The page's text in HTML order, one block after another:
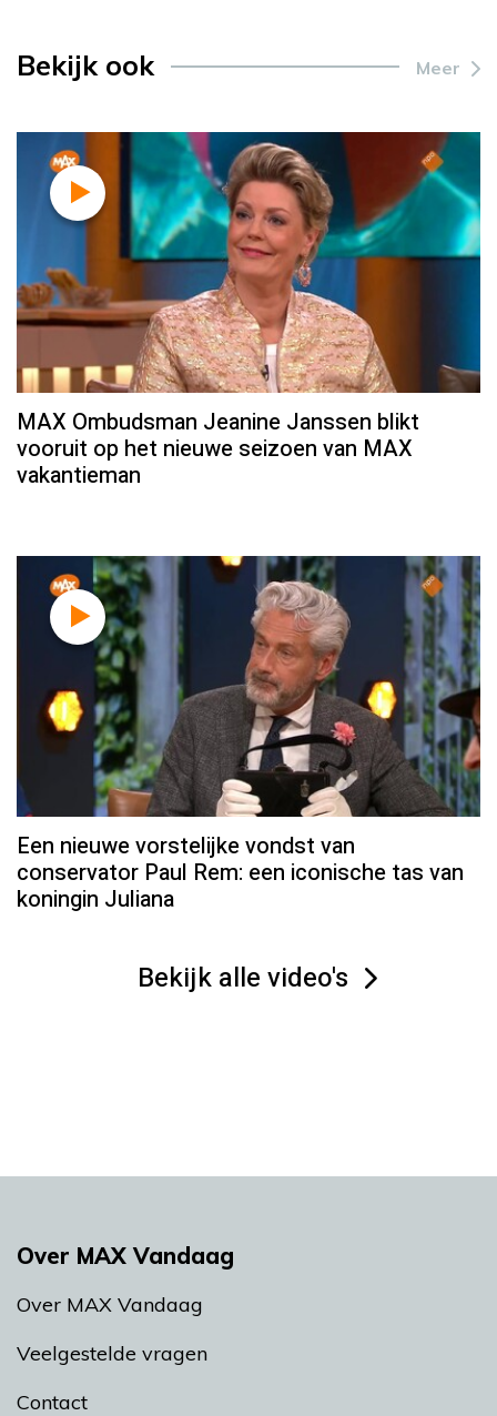
Bekijk ook Meer
MAX Ombudsman Jeanine Janssen blikt
vooruit op het nieuwe seizoen van MAX
vakantieman
Een nieuwe vorstelijke vondst van
conservator Paul Rem: een iconische tas van
koningin Juliana
Bekijk alle video's
Over MAX Vandaag
Over MAX Vandaag
Veelgestelde vragen
Contact